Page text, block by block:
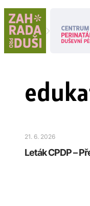
21. 6. 2026
Leták CPDP –